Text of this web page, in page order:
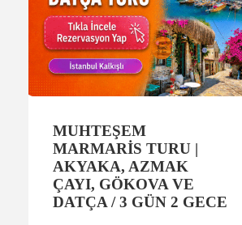
MUHTEŞEM
MARMARIS TURU |
AKYAKA, AZMAK
ÇAYI, GÖKOVA VE
DATÇA / 3 GÜN 2 GECE